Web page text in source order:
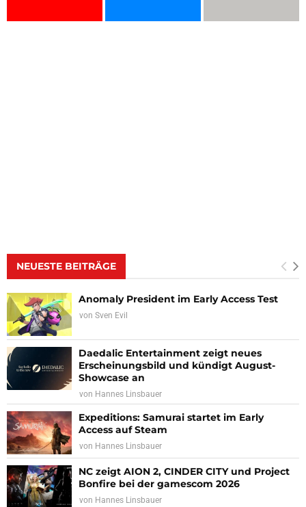
NEUESTE BEITRÄGE
Anomaly President im Early Access Test
von Sven Evil
Daedalic Entertainment zeigt neues
Erscheinungsbild und kündigt August-
Showcase an
von Hannes Linsbauer
Expeditions: Samurai startet im Early
Access auf Steam
von Hannes Linsbauer
NC zeigt AION 2, CINDER CITY und Project
Bonfire bei der gamescom 2026
von Hannes Linsbauer